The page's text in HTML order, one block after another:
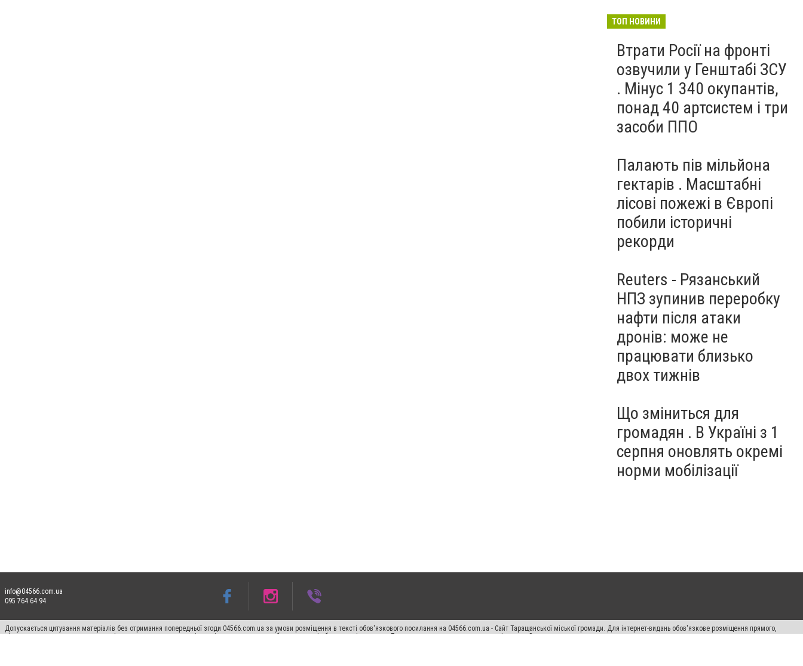
ТОП НОВИНИ
Втрати Росії на фронті
озвучили у Генштабі ЗСУ
. Мінус 1 340 окупантів,
понад 40 артсистем і три
засоби ППО
Палають пів мільйона
гектарів . Масштабні
лісові пожежі в Європі
побили історичні
рекорди
Reuters - Рязанський
НПЗ зупинив переробку
нафти після атаки
дронів: може не
працювати близько
двох тижнів
Що зміниться для
громадян . В Україні з 1
серпня оновлять окремі
норми мобілізації
info@04566.com.ua
095 764 64 94
Допускається цитування матеріалів без отримання попередньої згоди 04566.com.ua за умови розміщення в тексті обов'язкового посилання на 04566.com.ua - Cайт Таращанської міської громади. Для інтернет-видань обов'язкове розміщення прямого,
відкритого для пошукових систем гіперпосилання на цитовані статті не нижче другого абзацу в тексті або в якості джерела. Порушення виняткових прав переслідується Законом.